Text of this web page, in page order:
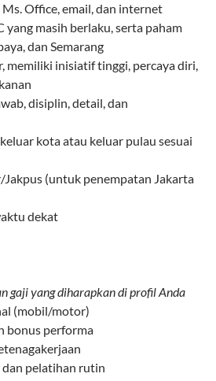
Office, email, dan internet
yang masih berlaku, serta paham
dan Semarang
memiliki inisiatif tinggi, percaya diri,
disiplin, detail, dan
kota atau keluar pulau sesuai
(untuk penempatan Jakarta
dekat
gaji yang diharapkan di profil Anda
(mobil/motor)
bonus performa
dan pelatihan rutin